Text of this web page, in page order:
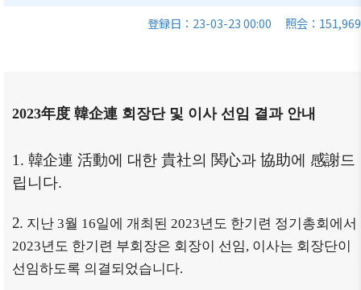
アクセ
韓国貿
部
ウェブ
アクセ
シビリ
·特典
会員社
法律相
お問い
合わせ
会）
からの
せ
ビュー/
寄稿
ー
ニュー
ー
利情報
関連機
登録日：23-03-23 00:00 照会：151,969
2023年度 韓企連 회장단 및 이사 선임 결과 안내
1. 韓企連 活動에 대한貴社의 関心과協助에 感謝드
립니다.
2. 지난 3월 16일에 개최된 2023년도 한기련 정기총회에서
2023년도 한기련 부회장은 회장이 선임, 이사는 회장단이
선임하도록 의결되었습니다.